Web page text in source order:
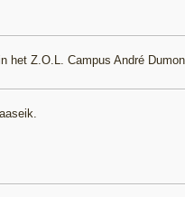
het Z.O.L. Campus André